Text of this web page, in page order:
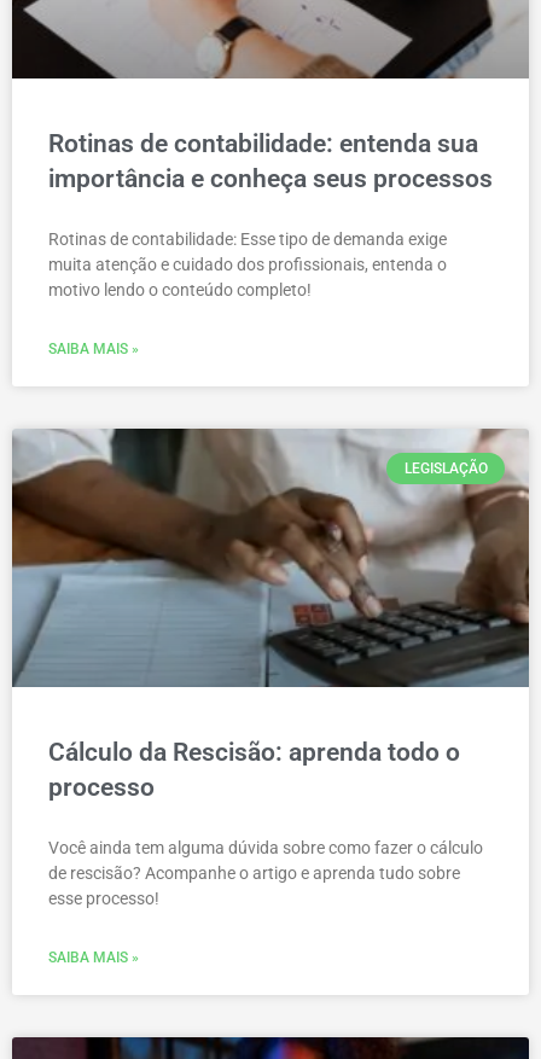
Rotinas de contabilidade: entenda sua
importância e conheça seus processos
Rotinas de contabilidade: Esse tipo de demanda exige
muita atenção e cuidado dos profissionais, entenda o
motivo lendo o conteúdo completo!
SAIBA MAIS »
LEGISLAÇÃO
Cálculo da Rescisão: aprenda todo o
processo
Você ainda tem alguma dúvida sobre como fazer o cálculo
de rescisão? Acompanhe o artigo e aprenda tudo sobre
esse processo!
SAIBA MAIS »